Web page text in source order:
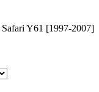
Y61 [1997-2007]